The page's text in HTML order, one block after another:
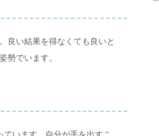
良い結果を得なくても良いと
勢でいます。
います。自分が手を出すこ